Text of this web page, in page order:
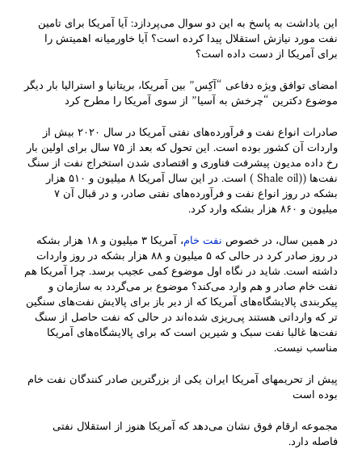
این یاداشت به پاسخ به این دو سوال می‌پردازد: آیا آمریکا برای تامین
نفت مورد نیازش استقلال پیدا کرده است؟ آیا خاورمیانه اهمیتش را
برای آمریکا از دست داده است؟
امضای توافق ویژه دفاعی “آکِس” بین آمریکا، بریتانیا و استرالیا بار دیگر
موضوع دکترین “چرخش به آسیا” از سوی آمریکا را مطرح کرد
صادرات انواع نفت و فرآورده‌های نفتی آمریکا در سال ۲۰۲۰ بیش از
واردات آن کشور بوده است. این تحول که بعد از ۷۵ سال برای اولین بار
رخ داده مدیون پیشرفت فناوری و اقتصادی شدن استخراج نفت از سنگ
نفت‌ها ((Shale oil ) است. در این سال آمریکا ۸ میلیون و ۵۱۰ هزار
بشکه در روز انواع نفت و فرآورده‌های نفتی صادر، و در قبال آن ۷
میلیون و ۸۶۰ هزار بشکه وارد کرد.
در همین سال، در خصوص نفت خام
، آمریکا ۳ میلیون و ۱۸ هزار بشکه
در روز صادر کرد در حالی که ۵ میلیون و ۸۸ هزار بشکه در روز واردات
داشته است. شاید در نگاه اول موضوع کمی عجیب برسد. چرا آمریکا هم
نفت خام صادر و هم وارد می‌کند؟ موضوع بر می‌گردد به سازمان و
پیکربندی پالایشگاه‌های آمریکا که از دیر باز برای پالایش نفت‌های سنگین
تر که وارداتی هستند پی‌ریزی شده‌اند در حالی که نفت حاصل از سنگ
نفت‌ها غالبا نفت سبک و شیرین است که برای پالایشگاه‌های آمریکا
مناسب نیست.
پیش از تحریمهای آمریکا ایران یکی از بزرگترین صادر کنندگان نفت خام
بوده است
مجموعه ارقام فوق نشان می‌دهد که آمریکا هنوز از استقلال نفتی
فاصله دارد.